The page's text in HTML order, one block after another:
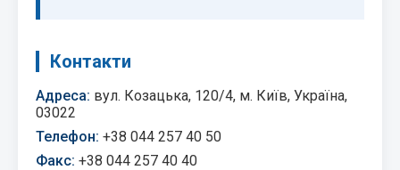
Контакти
Адреса: вул. Козацька, 120/4, м. Київ, Україна,
03022
Телефон: +38 044 257 40 50
Факс: +38 044 257 40 40